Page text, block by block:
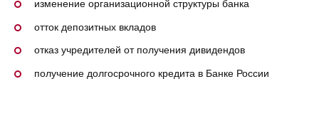
изменение организационной структуры банка
отток депозитных вкладов
отказ учредителей от получения дивидендов
получение долгосрочного кредита в Банке России